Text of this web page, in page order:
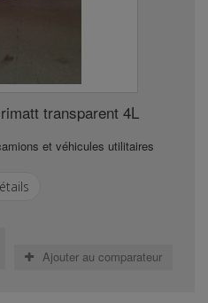
transparent 4L
et véhicules utilitaires
Ajouter au comparateur